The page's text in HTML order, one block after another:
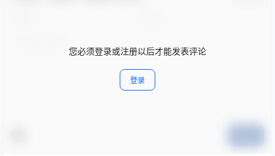
您必须登录或注册以后才能发表评论
登录